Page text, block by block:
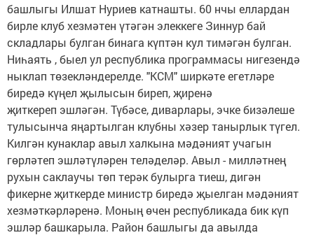
башлыгы Илшат Нуриев катнашты. 60 нчы еллардан
бирле клуб хезмәтен үтәгән элеккеге Зиннур бай
складлары булган бинага күптән кул тимәгән булган.
Ниһаять , быел ул республика программасы нигезендә
ныклап төзекләндерелде. "КСМ" ширкәте егетләре
биредә күңел җылысын биреп, җиренә
җиткереп эшләгән. Түбәсе, диварлары, эчке бизәлеше
тулысынча яңартылган клубны хәзер танырлык түгел.
Килгән кунаклар авыл халкына мәдәният учагын
гөрләтеп эшләтүләрен теләделәр. Авыл - милләтнең
рухын саклаучы төп терәк булырга тиеш, дигән
фикерне җиткерде министр биредә җыелган мәдәният
хезмәткәрләренә. Моның өчен республикада бик күп
эшләр башкарыла. Район башлыгы да авылда